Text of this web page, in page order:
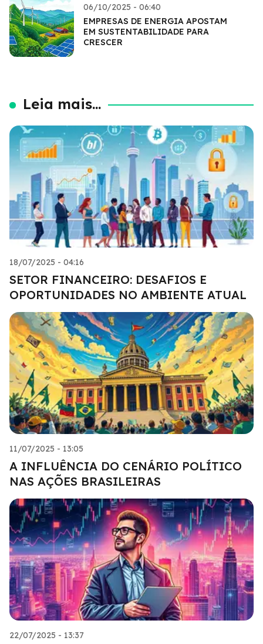
06/10/2025 - 06:40
EMPRESAS DE ENERGIA APOSTAM
EM SUSTENTABILIDADE PARA
CRESCER
Leia mais...
18/07/2025 - 04:16
SETOR FINANCEIRO: DESAFIOS E
OPORTUNIDADES NO AMBIENTE ATUAL
11/07/2025 - 13:05
A INFLUÊNCIA DO CENÁRIO POLÍTICO
NAS AÇÕES BRASILEIRAS
22/07/2025 - 13:37